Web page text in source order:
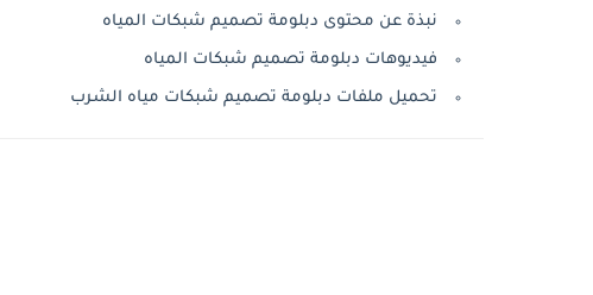
نبذة عن محتوى دبلومة تصميم شبكات المياه
فيديوهات دبلومة تصميم شبكات المياه
تحميل ملفات دبلومة تصميم شبكات مياه الشرب